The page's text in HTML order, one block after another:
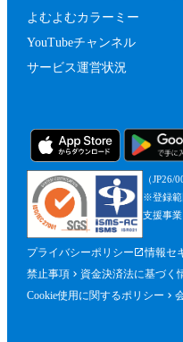
よむよむカラーミー
YouTubeチャンネル
サービス運営状況
（JP26/
※登録範
支援事業
プライバシーポリシー 情報セ
禁止事項
資金決済法に基づく
Cookie使用に関するポリシー